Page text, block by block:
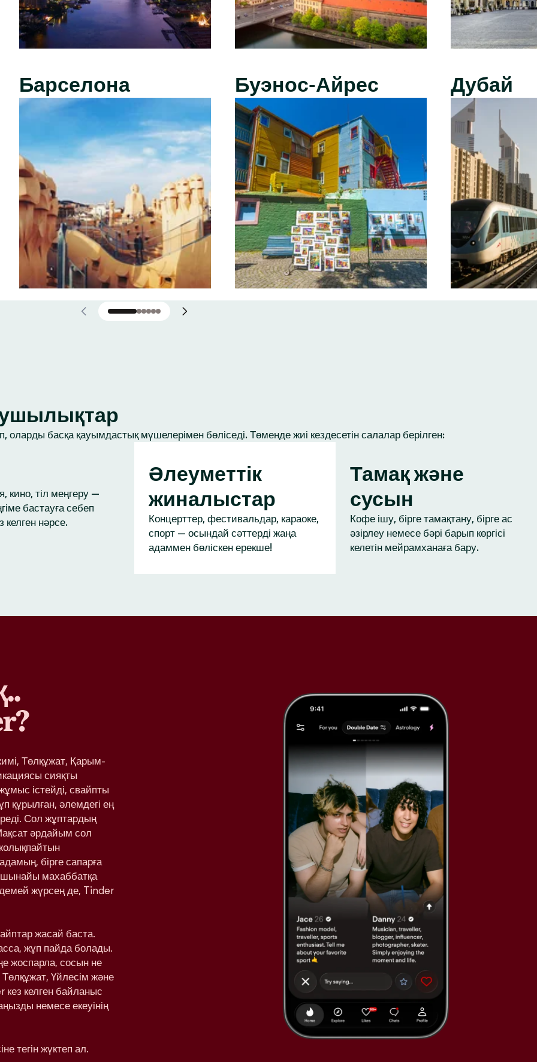
Барселона Буэнос-Айрес Дубай
басқа қауымдастық мүшелерімен бөліседі. Төменде жиі кездесетін салалар берілген:
кино, тіл меңгеру —
бастауға себеп
келген нәрсе.
Әлеуметтік
жиналыстар
Концерттер, фестивальдар, караоке,
спорт — осындай сәттерді жаңа
адаммен бөліскен ерекше!
Тамақ және
сусын
Кофе ішу, бірге тамақтану, бірге ас
әзірлеу немесе бәрі барып көргісі
келетін мейрамханаға бару.
Төлқұжат, Қарым-
сияқты
істейді, свайпты
құрылған, әлемдегі ең
Сол жұптардың
әрдайым сол
бірге сапарға
шынайы махаббатқа
жүрсең де, Tinder
жасай баста.
жұп пайда болады.
жоспарла, сосын не
Үйлесім және
келген байланыс
немесе екеуінің
тегін жүктеп ал.